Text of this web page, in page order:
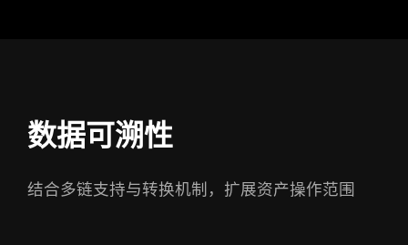
数据可溯性
结合多链支持与转换机制，扩展资产操作范围